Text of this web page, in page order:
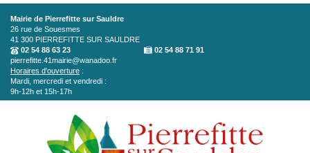
Aller au contenu principal
Mairie de Pierrefitte sur Sauldre
26 rue de Souesmes
41 300 PIERREFITTE SUR SAULDRE
02 54 88 63 23
02 54 88 71 91
pierrefitte.41mairie@wanadoo.fr
Horaires d'ouverture :
Mardi, mercredi et vendredi :
9h-12h et 15h-17h